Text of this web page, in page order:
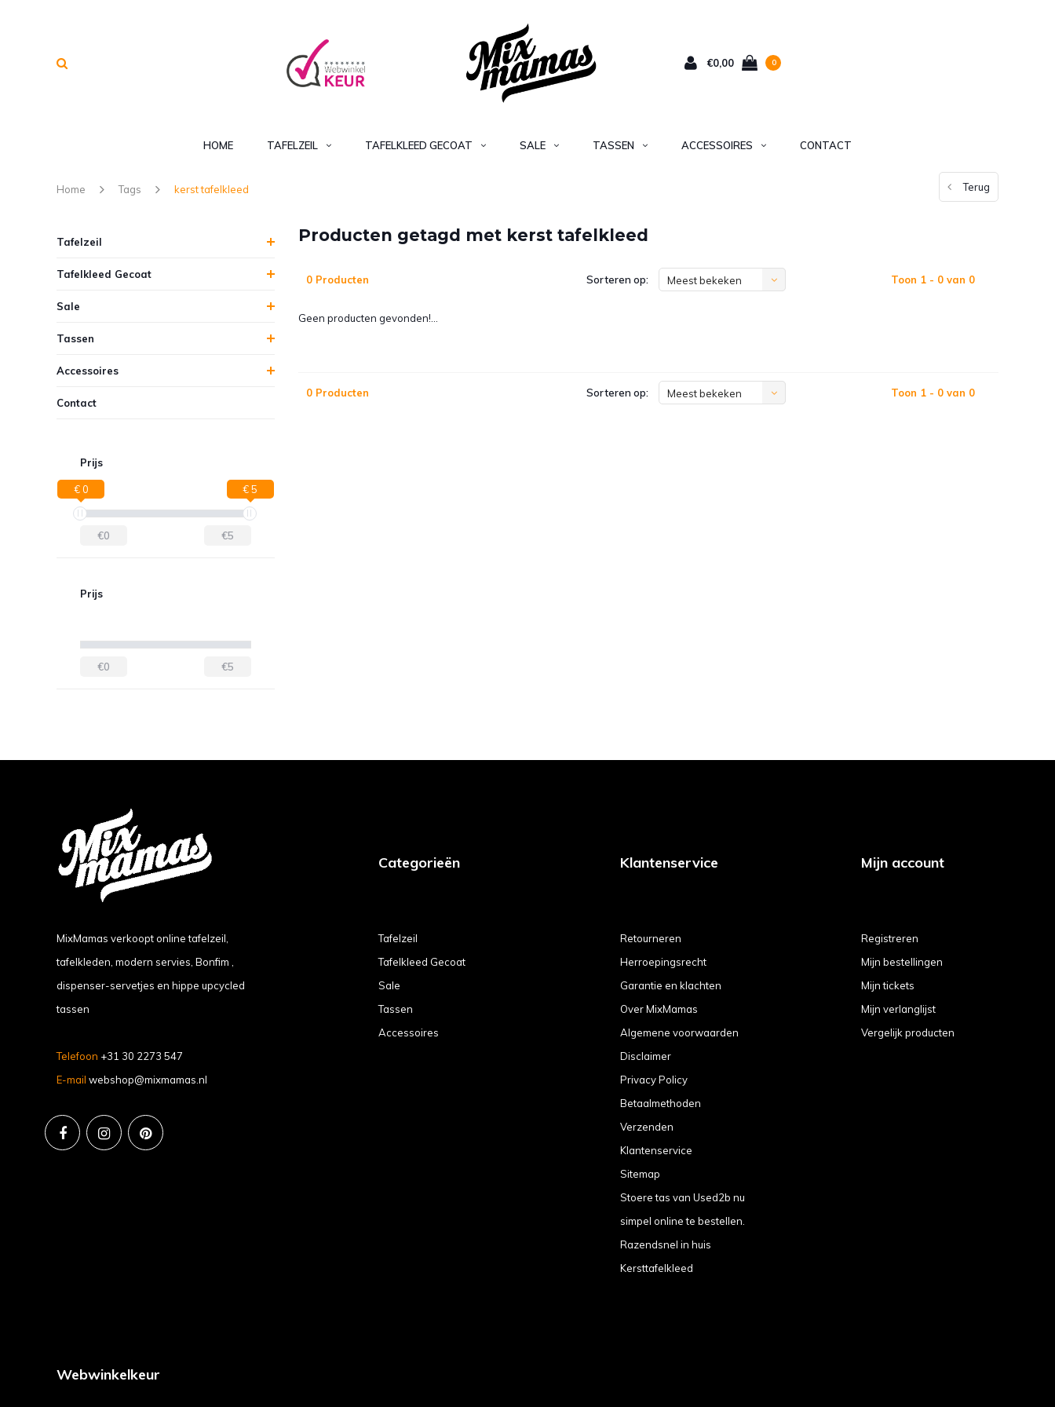
€0,00 0
HOME TAFELZEIL TAFELKLEED GECOAT SALE TASSEN ACCESSOIRES CONTACT
Home Tags kerst tafelkleed Terug
Tafelzeil
Tafelkleed Gecoat
Sale
Tassen
Accessoires
Contact
Prijs
€ 0 € 5
€0 €5
Prijs
€0 €5
Producten getagd met kerst tafelkleed
0 Producten Sorteren op: Meest bekeken Toon 1 - 0 van 0
Geen producten gevonden!...
0 Producten Sorteren op: Meest bekeken Toon 1 - 0 van 0
MixMamas verkoopt online tafelzeil,
tafelkleden, modern servies, Bonfim ,
dispenser-servetjes en hippe upcycled
tassen
Telefoon +31 30 2273 547
E-mail webshop@mixmamas.nl
Categorieën
Tafelzeil
Tafelkleed Gecoat
Sale
Tassen
Accessoires
Klantenservice
Retourneren
Herroepingsrecht
Garantie en klachten
Over MixMamas
Algemene voorwaarden
Disclaimer
Privacy Policy
Betaalmethoden
Verzenden
Klantenservice
Sitemap
Stoere tas van Used2b nu
simpel online te bestellen.
Razendsnel in huis
Kersttafelkleed
Mijn account
Registreren
Mijn bestellingen
Mijn tickets
Mijn verlanglijst
Vergelijk producten
Webwinkelkeur